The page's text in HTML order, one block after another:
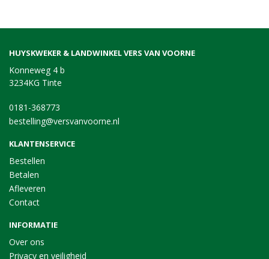
HUYSKWEKER & LANDWINKEL VERS VAN VOORNE
Konneweg 4 b
3234KG Tinte
0181-368773
bestelling@versvanvoorne.nl
KLANTENSERVICE
Bestellen
Betalen
Afleveren
Contact
INFORMATIE
Over ons
Privacy en veiligheid